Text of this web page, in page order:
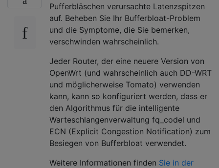
Pufferbläschen verursachte Latenzspitzen
auf. Beheben Sie Ihr Bufferbloat-Problem
und die Symptome, die Sie bemerken,
verschwinden wahrscheinlich.
Jeder Router, der eine neuere Version von
OpenWrt (und wahrscheinlich auch DD-WRT
und möglicherweise Tomato) verwenden
kann, kann so konfiguriert werden, dass er
den Algorithmus für die intelligente
Warteschlangenverwaltung fq_codel und
ECN (Explicit Congestion Notification) zum
Besiegen von Bufferbloat verwendet.
Weitere Informationen finden Sie in der